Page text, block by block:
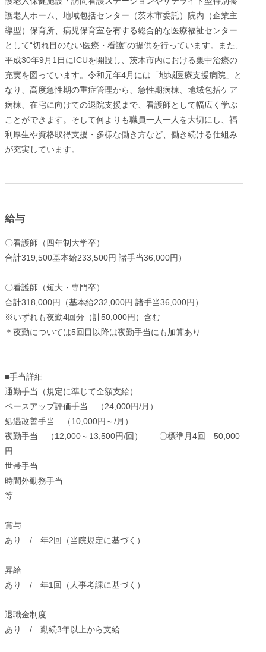
護老人ホーム、地域包括センター（茨木市委託）院内（企業主
導型）保育所、病児保育室を有する総合的な医療福祉センター
として“切れ目のない医療・看護”の提供を行っています。また、
平成30年9月1日にICUを開設し、茨木市内における集中治療の
充実を図っています。令和元年4月には「地域医療支援病院」と
なり、高度急性期の重症管理から、急性期病棟、地域包括ケア
病棟、在宅に向けての退院支援まで、看護師として幅広く学ぶ
ことができます。そして何よりも職員一人一人を大切にし、福
利厚生や資格取得支援・多様な働き方など、働き続ける仕組み
が充実しています。
給与
〇看護師（四年制大学卒）
合計319,500基本給233,500円 諸手当36,000円）
〇看護師（短大・専門卒）
合計318,000円（基本給232,000円 諸手当36,000円）
※いずれも夜勤4回分（計50,000円）含む
＊夜勤については5回目以降は夜勤手当にも加算あり
■手当詳細
通勤手当（規定に準じて全額支給）
ベースアップ評価手当 （24,000円/月）
処遇改善手当 （10,000円～/月）
夜勤手当 （12,000～13,500円/回） 〇標準月4回 50,000
円
世帯手当
時間外勤務手当
等
賞与
あり / 年2回（当院規定に基づく）
昇給
あり / 年1回（人事考課に基づく）
退職金制度
あり / 勤続3年以上から支給